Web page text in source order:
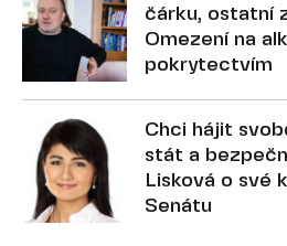
čárku, ostatní
Omezení na
pokrytectvím
Chci hájit
stát a
Lisková o své
Senátu